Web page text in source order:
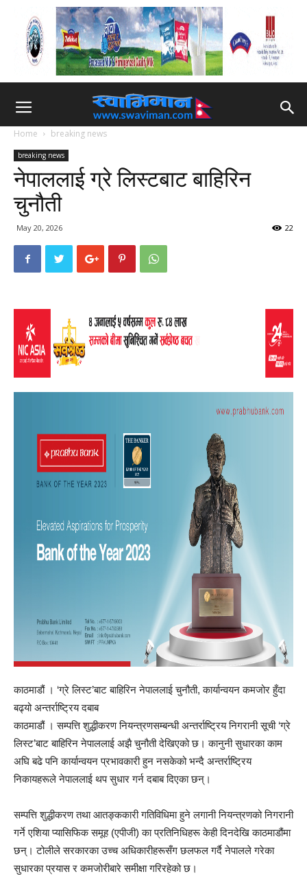
Home breaking news
breaking news
नेपाललाई ग्रे लिस्टबाट बाहिरिन
चुनौती
May 20, 2026 22
काठमाडौं । ‘ग्रे लिस्ट’बाट बाहिरिन नेपाललाई चुनौती, कार्यान्वयन कमजोर हुँदा
बढ्यो अन्तर्राष्ट्रिय दबाब
काठमाडौं । सम्पत्ति शुद्धीकरण नियन्त्रणसम्बन्धी अन्तर्राष्ट्रिय निगरानी सूची ‘ग्रे
लिस्ट’बाट बाहिरिन नेपाललाई अझै चुनौती देखिएको छ। कानुनी सुधारका काम
अघि बढे पनि कार्यान्वयन प्रभावकारी हुन नसकेको भन्दै अन्तर्राष्ट्रिय
निकायहरूले नेपाललाई थप सुधार गर्न दबाब दिएका छन्।
सम्पत्ति शुद्धीकरण तथा आतङ्ककारी गतिविधिमा हुने लगानी नियन्त्रणको निगरानी
गर्ने एशिया प्यासिफिक समूह (एपीजी) का प्रतिनिधिहरू केही दिनदेखि काठमाडौंमा
छन्। टोलीले सरकारका उच्च अधिकारीहरूसँग छलफल गर्दै नेपालले गरेका
सुधारका प्रयास र कमजोरीबारे समीक्षा गरिरहेको छ।